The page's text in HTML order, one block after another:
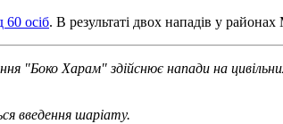
осіб. В результаті двох нападів у
"Боко Харам" здійснює напади на
введення шаріату.